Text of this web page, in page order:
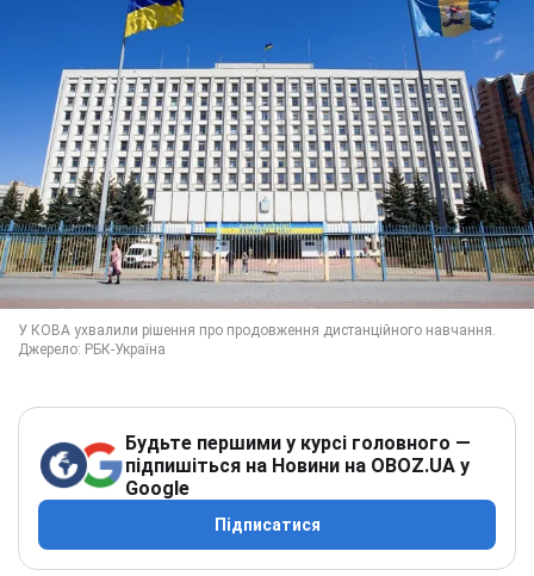
Будьте першими у курсі головного —
підпишіться на Новини на OBOZ.UA у
Google
Підписатися